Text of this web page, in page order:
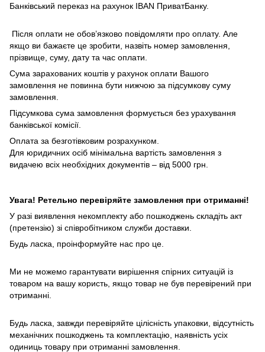
Банківський переказ на рахунок IBAN ПриватБанку.
Після оплати не обов’язково повідомляти про оплату. Але
якщо ви бажаєте це зробити, назвіть номер замовлення,
прізвище, суму, дату та час оплати.
Сума зарахованих коштів у рахунок оплати Вашого
замовлення не повинна бути нижчою за підсумкову суму
замовлення.
Підсумкова сума замовлення формується без урахування
банківської комісії.
Оплата за безготівковим розрахунком.
Для юридичних осіб мінімальна вартість замовлення з
видачею всіх необхідних документів – від 5000 грн.
Увага! Ретельно перевіряйте замовлення при отриманні!
У разі виявлення некомплекту або пошкоджень складіть акт
(претензію) зі співробітником служби доставки.
Будь ласка, проінформуйте нас про це.
Ми не можемо гарантувати вирішення спірних ситуацій із
товаром на вашу користь, якщо товар не був перевірений при
отриманні.
Будь ласка, завжди перевіряйте цілісність упаковки, відсутність
механічних пошкоджень та комплектацію, наявність усіх
одиниць товару при отриманні замовлення.